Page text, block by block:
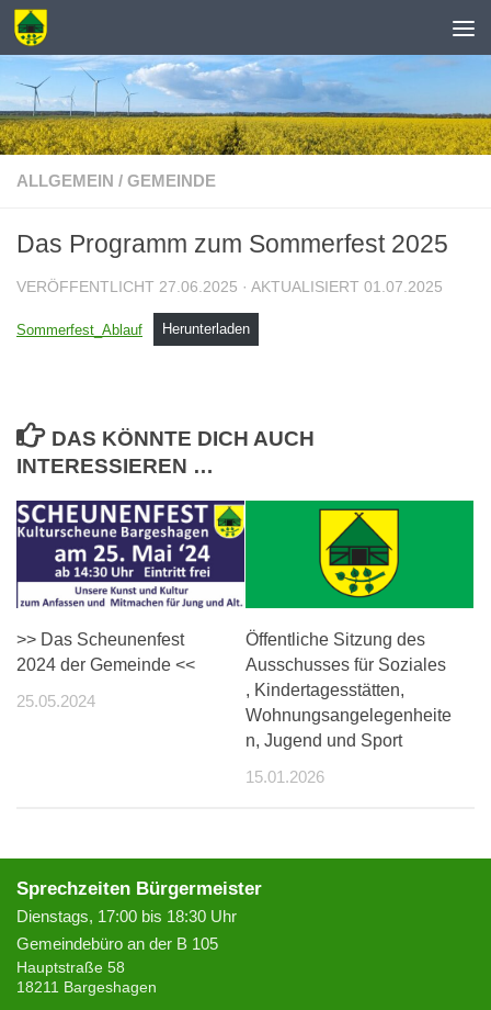
Zum Inhalt springen
ALLGEMEIN / GEMEINDE
Das Programm zum Sommerfest 2025
VERÖFFENTLICHT 27.06.2025 · AKTUALISIERT 01.07.2025
Sommerfest_Ablauf Herunterladen
DAS KÖNNTE DICH AUCH
INTERESSIEREN …
>> Das Scheunenfest
2024 der Gemeinde <<
25.05.2024
Öffentliche Sitzung des
Ausschusses für Soziales
, Kindertagesstätten,
Wohnungsangelegenheite
n, Jugend und Sport
15.01.2026
Sprechzeiten Bürgermeister
Dienstags, 17:00 bis 18:30 Uhr
Gemeindebüro an der B 105
Hauptstraße 58
18211 Bargeshagen